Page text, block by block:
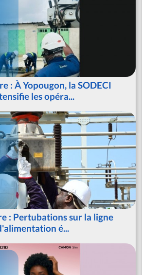
: À Yopougon, la SODECI
les opéra...
: Pertubations sur la ligne
é...